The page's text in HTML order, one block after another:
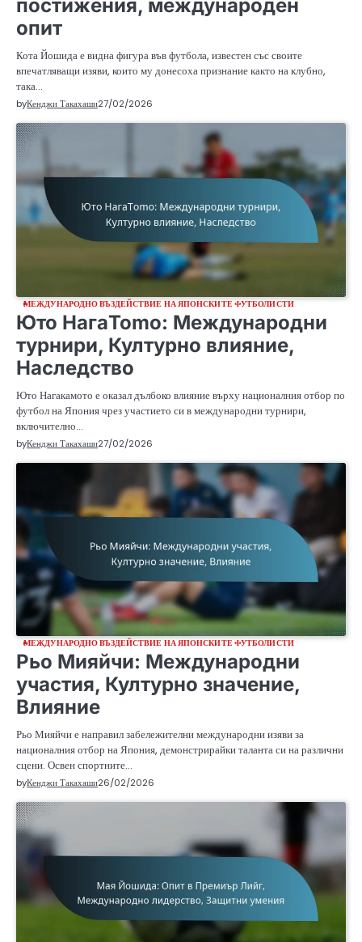
постижения, международен
опит
Кота Йошида е видна фигура във футбола, известен със своите
впечатляващи изяви, които му донесоха признание както на клубно,
така…
byКенджи Такахаши27/02/2026
МЕЖДУНАРОДНО ВЪЗДЕЙСТВИЕ НА ЯПОНСКИТЕ ФУТБОЛИСТИ
Юто НагаTomо: Международни
турнири, Културно влияние,
Наследство
Юто Нагакамото е оказал дълбоко влияние върху националния отбор по
футбол на Япония чрез участието си в международни турнири,
включително…
byКенджи Такахаши27/02/2026
МЕЖДУНАРОДНО ВЪЗДЕЙСТВИЕ НА ЯПОНСКИТЕ ФУТБОЛИСТИ
Рьо Мияйчи: Международни
участия, Културно значение,
Влияние
Рьо Мияйчи е направил забележителни международни изяви за
националния отбор на Япония, демонстрирайки таланта си на различни
сцени. Освен спортните…
byКенджи Такахаши26/02/2026